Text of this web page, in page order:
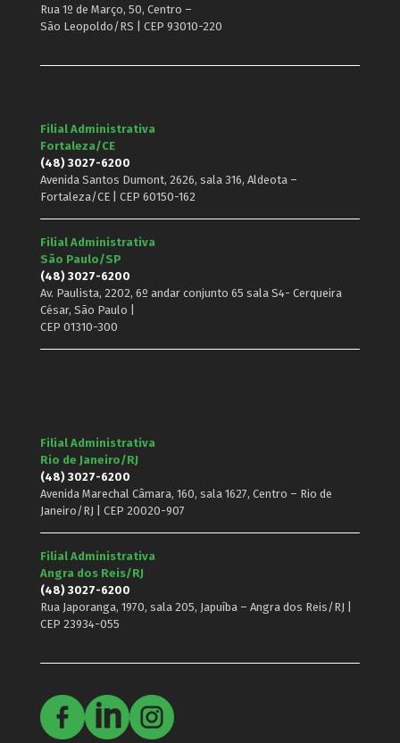
Rua 1º de Março, 50, Centro –
São Leopoldo/RS | CEP 93010-220
Filial Administrativa
Fortaleza/CE
(48) 3027-6200
Avenida Santos Dumont, 2626, sala 316, Aldeota –
Fortaleza/CE | CEP 60150-162
Filial Administrativa
São Paulo/SP
(48) 3027-6200
Av. Paulista, 2202, 6º andar conjunto 65 sala S4- Cerqueira
César, São Paulo |
CEP 01310-300
Filial Administrativa
Rio de Janeiro/RJ
(48) 3027-6200
Avenida Marechal Câmara, 160, sala 1627, Centro – Rio de
Janeiro/RJ | CEP 20020-907
Filial Administrativa
Angra dos Reis/RJ
(48) 3027-6200
Rua Japoranga, 1970, sala 205, Japuíba – Angra dos Reis/RJ |
CEP 23934-055